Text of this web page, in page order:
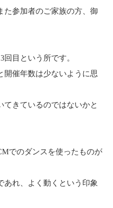
た参加者のご家族の方、御
目という所です。
開催年数は少ないように思
てきているのではないかと
でのダンスを使ったものが
あれ、よく動くという印象